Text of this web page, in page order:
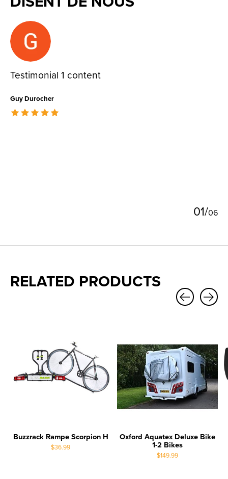
Testimonial items
Testimonial 1 content
Guy Durocher
The rating of this product is
01/06
RELATED PRODUCTS
Buzzrack Rampe Scorpion H
$36.99
Oxford Aquatex Deluxe Bike
1-2 Bikes
$149.99